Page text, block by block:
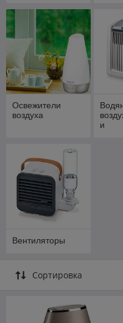
Освежители
воздуха
и
Вентиляторы
Сортировка